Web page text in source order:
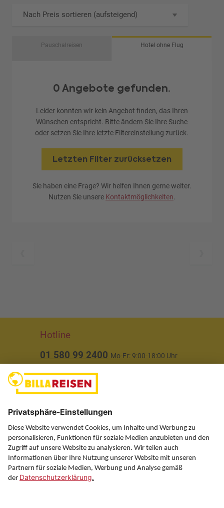
Nach Preis sortieren (aufsteigend)
Pauschalreisen Hotel ohne Flug
0 Angebote gefunden.
Leider konnten wir kein Angebot finden, das Ihren
Wünschen entspricht. Bitte ändern Sie Ihre Suche
oder setzen Sie Ihre letzte Filtereinstellung zurück.
Letzten Filter zurücksetzen
Sie haben eine Frage? Wir helfen Ihnen gerne weiter.
Nutzen Sie unsere Kontaktmöglichkeiten.
Hotline
01 580 99 2400 Mo-Fr: 9:00-18:00 Uhr
Über uns
Service
Information
Folgen Sie uns auf